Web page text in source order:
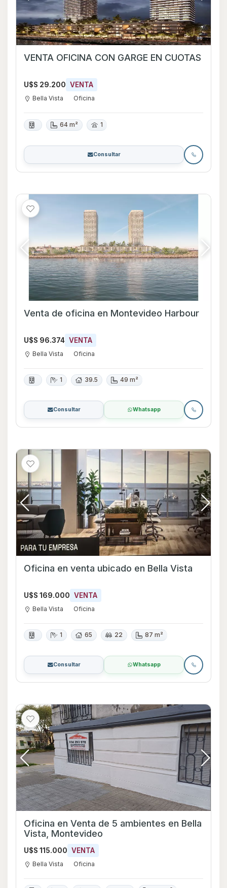
VENTA OFICINA CON GARGE EN CUOTAS
U$S 29.200 VENTA
Bella Vista Oficina
64 m² 1
Consultar
Venta de oficina en Montevideo Harbour
U$S 96.374 VENTA
Bella Vista Oficina
1 39.5 49 m²
Consultar Whatsapp
Oficina en venta ubicado en Bella Vista
U$S 169.000 VENTA
Bella Vista Oficina
1 65 22 87 m²
Consultar Whatsapp
Oficina en Venta de 5 ambientes en Bella
Vista, Montevideo
U$S 115.000 VENTA
Bella Vista Oficina